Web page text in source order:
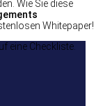
Wie Sie diese
Whitepaper!